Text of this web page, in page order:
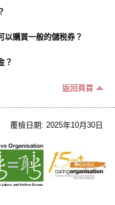
以購買一般的儲税券？
？
返回頁首
覆檢日期: 2025年10月30日